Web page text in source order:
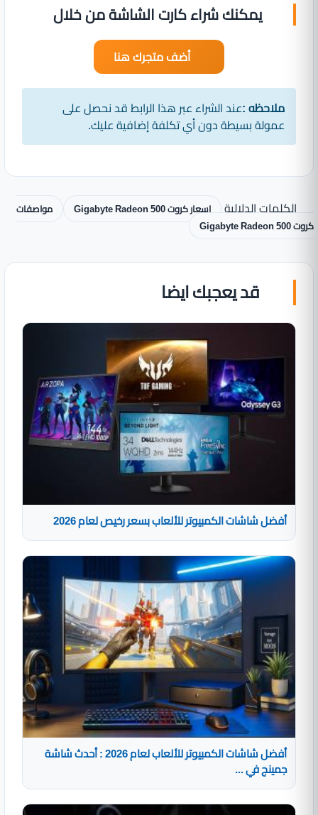
يمكنك شراء كارت الشاشة من خلال
أضف متجرك هنا
ملاحظه :عند الشراء عبر هذا الرابط قد نحصل على
عمولة بسيطة دون أي تكلفة إضافية عليك.
الكلمات الدلالية اسعار كروت Gigabyte Radeon 500
مواصفات
كروت Gigabyte Radeon 500
قد يعجبك ايضا
أفضل شاشات الكمبيوتر للألعاب بسعر رخيص لعام 2026
أفضل شاشات الكمبيوتر للألعاب لعام 2026 : أحدث شاشة
جمينج في ...